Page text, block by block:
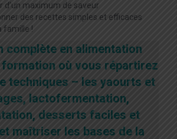
d’un maximum de saveur
des recettes simples et efficaces
famille !
complète en alimentation
formation où vous répartirez
techniques – les yaourts et
lactofermentation,
desserts faciles et
maîtriser les bases de la